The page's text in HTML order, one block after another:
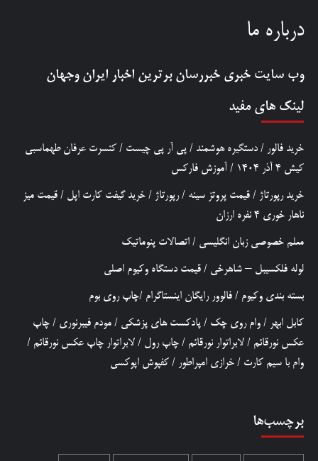
درباره ما
وب سایت خبری خبررسان برترین اخبار ایران وجهان
لینک های مفید
خرید فالور / دستگیره هوشمند / پی آر پی چیست / کنسرت عرفان طهماسبی
کیش 4 آذر 1404
/ آموزش فارکس
خرید رپورتاژ / قیمت پروتز سینه /رپورتاژ / خرید گیفت کارت اپل / قیمت میز
ناهار خوری 4 نفره ارزان
معلم خصوصی زبان انگلیسی / اتصالات پنوماتیک
لوله فلکسیبل – شاهرخی / قیمت دستگاه وکیوم اصلی
بسته بندی وکیوم / فالوور رایگان اینستاگرام /چاپ روی بوم
کابل ابهر / وام روی چک / پادکست های پزشکی / مودم فیبرنوری / چاپ
عکس نورقائم / لابراتوار نورقائم / چاپ رول / لابراتوار چاپ عکس نورقائم /
وام با سیم کارت / خرازی امپراطور / کفپوش اپوکسی
برچسب‌ها